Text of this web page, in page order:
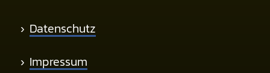
› Datenschutz
› Impressum